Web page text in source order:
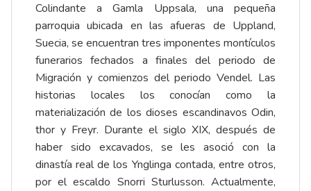
Colindante a Gamla Uppsala, una pequeña
parroquia ubicada en las afueras de Uppland,
Suecia, se encuentran tres imponentes montículos
funerarios fechados a finales del periodo de
Migración y comienzos del periodo Vendel. Las
historias locales los conocían como la
materialización de los dioses escandinavos Odin,
thor y Freyr. Durante el siglo XIX, después de
haber sido excavados, se les asoció con la
dinastía real de los Ynglinga contada, entre otros,
por el escaldo Snorri Sturlusson. Actualmente,